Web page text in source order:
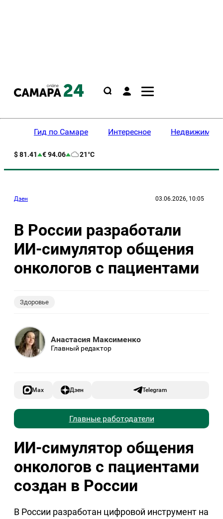
Гид по Самаре Интересное
$ 81.41 € 94.06 21°C
Дзен 03.06.2026, 10:05
В России разработали
ИИ-симулятор общения
онкологов с пациентами
Здоровье
Анастасия Максименко
Главный редактор
Max Дзен Telegram
Главные работодатели
ИИ-симулятор общения
онкологов с пациентами
создан в России
В России разработан цифровой инструмент на